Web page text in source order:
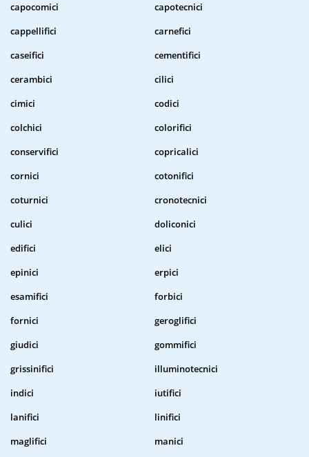
capocomici
capotecnici
cappellifici
carnefici
caseifici
cementifici
cerambici
cilici
cimici
codici
colchici
colorifici
conservifici
copricalici
cornici
cotonifici
coturnici
cronotecnici
culici
doliconici
edifici
elici
epinici
erpici
esamifici
forbici
fornici
geroglifici
giudici
gommifici
grissinifici
illuminotecnici
indici
iutifici
lanifici
linifici
maglifici
manici